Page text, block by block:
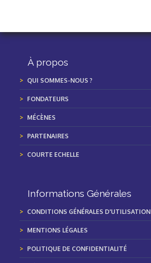
À propos
QUI SOMMES-NOUS ?
FONDATEURS
MÉCÈNES
PARTENAIRES
COURTE ECHELLE
Informations Générales
CONDITIONS GÉNÉRALES D'UTILISATION
MENTIONS LÉGALES
POLITIQUE DE CONFIDENTIALITÉ